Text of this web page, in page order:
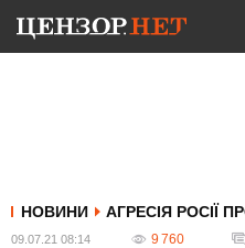
НОВИНИ АГРЕСІЯ РОСІЇ
09.07.21 08:14 9 760